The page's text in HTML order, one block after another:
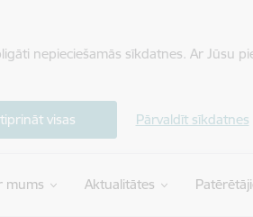
nepieciešamās sīkdatnes. Ar Jūsu
visas Pārvaldīt sīkdatnes
mums Aktualitātes